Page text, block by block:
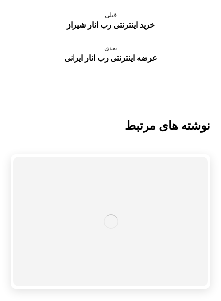
قبلی
خرید اینترنتی رب انار شیراز
بعدی
عرضه اینترنتی رب انار ایرانی
نوشته های مرتبط